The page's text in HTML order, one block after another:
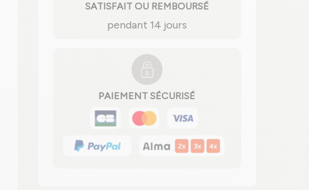
SATISFAIT OU REMBOURSÉ
pendant 14 jours
PAIEMENT SÉCURISÉ